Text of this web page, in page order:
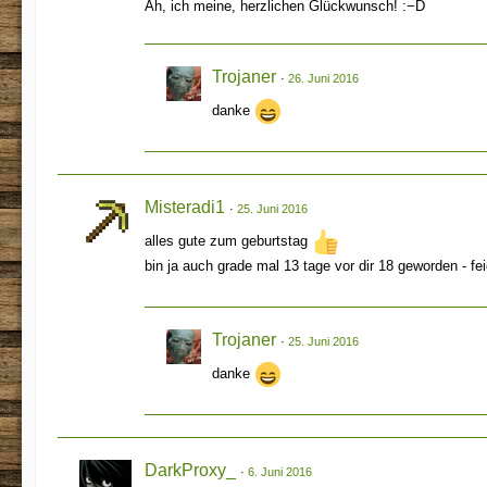
Äh, ich meine, herzlichen Glückwunsch! :−D
Trojaner 26. Juni 2016
danke
Misteradi1 25. Juni 2016
alles gute zum geburtstag
bin ja auch grade mal 13 tage vor dir 18 geworden -
Trojaner 25. Juni 2016
danke
DarkProxy_ 6. Juni 2016